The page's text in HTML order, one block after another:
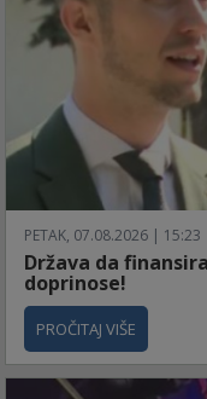
PETAK, 07.08.2026 | 15:23
Država da
doprinose!
PROČITAJ VIŠE